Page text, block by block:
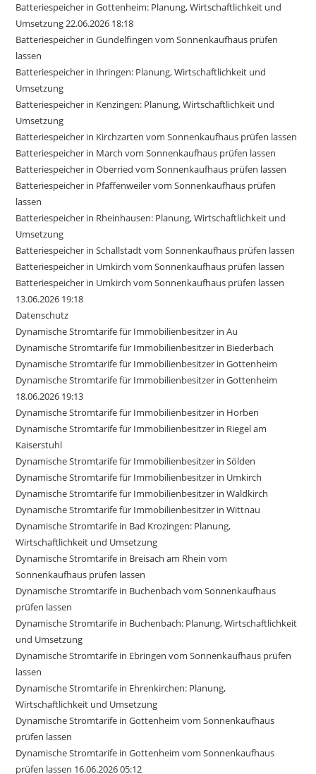
Batteriespeicher in Gottenheim: Planung, Wirtschaftlichkeit und
Umsetzung 22.06.2026 18:18
Batteriespeicher in Gundelfingen vom Sonnenkaufhaus prüfen
lassen
Batteriespeicher in Ihringen: Planung, Wirtschaftlichkeit und
Umsetzung
Batteriespeicher in Kenzingen: Planung, Wirtschaftlichkeit und
Umsetzung
Batteriespeicher in Kirchzarten vom Sonnenkaufhaus prüfen lassen
Batteriespeicher in March vom Sonnenkaufhaus prüfen lassen
Batteriespeicher in Oberried vom Sonnenkaufhaus prüfen lassen
Batteriespeicher in Pfaffenweiler vom Sonnenkaufhaus prüfen
lassen
Batteriespeicher in Rheinhausen: Planung, Wirtschaftlichkeit und
Umsetzung
Batteriespeicher in Schallstadt vom Sonnenkaufhaus prüfen lassen
Batteriespeicher in Umkirch vom Sonnenkaufhaus prüfen lassen
Batteriespeicher in Umkirch vom Sonnenkaufhaus prüfen lassen
13.06.2026 19:18
Datenschutz
Dynamische Stromtarife für Immobilienbesitzer in Au
Dynamische Stromtarife für Immobilienbesitzer in Biederbach
Dynamische Stromtarife für Immobilienbesitzer in Gottenheim
Dynamische Stromtarife für Immobilienbesitzer in Gottenheim
18.06.2026 19:13
Dynamische Stromtarife für Immobilienbesitzer in Horben
Dynamische Stromtarife für Immobilienbesitzer in Riegel am
Kaiserstuhl
Dynamische Stromtarife für Immobilienbesitzer in Sölden
Dynamische Stromtarife für Immobilienbesitzer in Umkirch
Dynamische Stromtarife für Immobilienbesitzer in Waldkirch
Dynamische Stromtarife für Immobilienbesitzer in Wittnau
Dynamische Stromtarife in Bad Krozingen: Planung,
Wirtschaftlichkeit und Umsetzung
Dynamische Stromtarife in Breisach am Rhein vom
Sonnenkaufhaus prüfen lassen
Dynamische Stromtarife in Buchenbach vom Sonnenkaufhaus
prüfen lassen
Dynamische Stromtarife in Buchenbach: Planung, Wirtschaftlichkeit
und Umsetzung
Dynamische Stromtarife in Ebringen vom Sonnenkaufhaus prüfen
lassen
Dynamische Stromtarife in Ehrenkirchen: Planung,
Wirtschaftlichkeit und Umsetzung
Dynamische Stromtarife in Gottenheim vom Sonnenkaufhaus
prüfen lassen
Dynamische Stromtarife in Gottenheim vom Sonnenkaufhaus
prüfen lassen 16.06.2026 05:12